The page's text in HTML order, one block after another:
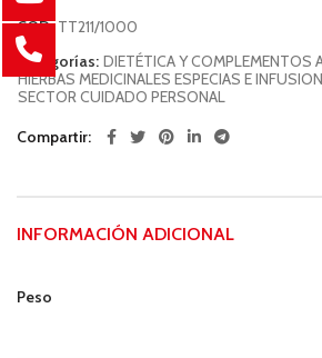
COD:TT211/1000
Categorías: DIETÉTICA Y COMPLEMENTOS
HIERBAS MEDICINALES ESPECIAS E
SECTOR CUIDADO PERSONAL
Compartir
INFORMACIÓN ADICIONAL
Peso